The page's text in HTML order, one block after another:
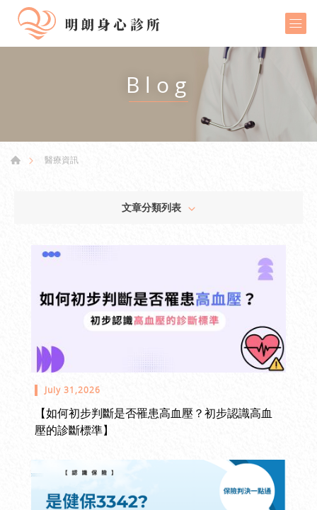
Blog
醫療資訊
文章分類列表
July 31,2026
【如何初步判斷是否罹患高血壓？初步認識高血
壓的診斷標準】